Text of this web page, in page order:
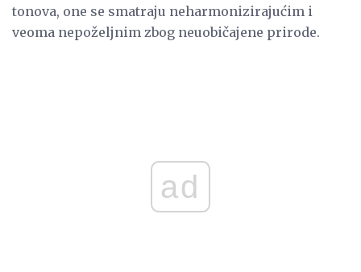
tonova, one se smatraju neharmonizirajućim i
veoma nepoželjnim zbog neuobičajene prirode.
ad